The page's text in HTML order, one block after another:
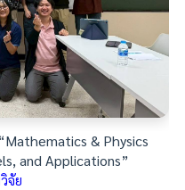
& Physics
and Applications”
จัย